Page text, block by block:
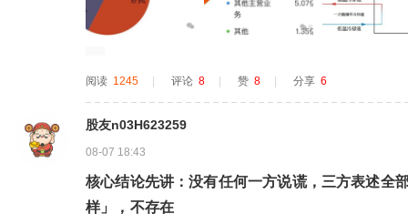
阅读 1245 评论 8 赞 8 分享 6
股友n03H623259
08-07 18:43
核心结论先讲：没有任何一方说谎，三方表述全
样」，不存在